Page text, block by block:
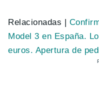
Relacionadas |
Model 3 en España.
euros. Apertura de